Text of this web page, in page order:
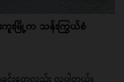
းကူးမြို့က သန်းကြွယ်စံ
ခင်းတွေလည်း လှပါတယ်။